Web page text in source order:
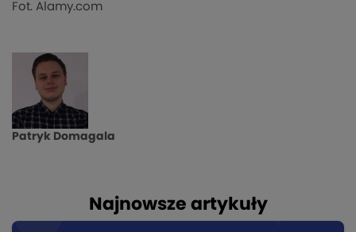
Fot. Alamy.com
Patryk Domagala
Najnowsze artykuły